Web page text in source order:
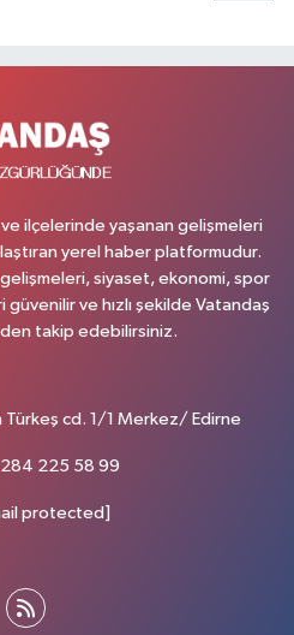
ilçelerinde yaşanan gelişmeleri
yerel haber platformudur.
siyaset, ekonomi, spor
ve hızlı şekilde Vatandaş
takip edebilirsiniz.
Türkeş cd. 1/1 Merkez/ Edirne
225 58 99
protected]